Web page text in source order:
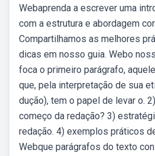
Webaprenda a escrever uma
com a estrutura e abordagem
Compartilhamos as melhores
dicas em nosso guia. Webo
foca o primeiro parágrafo,
que, pela interpretação de sua
dução), tem o papel de levar o.
começo da redação? 3)
redação. 4) exemplos práticos
Webque parágrafos do texto